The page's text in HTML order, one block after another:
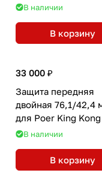
В наличии
В корзину
33 000 ₽
Защита передняя
двойная 76,1/42,4
для Poer King Kong
В наличии
В корзину